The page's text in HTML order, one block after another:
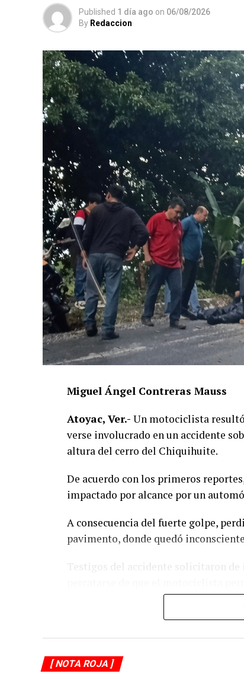
Published 1 día ago on 06/08/2026
By Redaccion
Miguel Ángel Contreras Mauss
Atoyac, Ver.- Un motociclista
verse involucrado en un accidente
altura del cerro del Chiquihuite.
De acuerdo con los primeros
impactado por alcance por un
A consecuencia del fuerte golpe,
pavimento, donde quedó
Testigos del accidente solicitaron de
otros automovilistas redujeron la
auxilios al lesionado y, tras
municipio de Potrero Nuevo para
[ NOTA ROJA ]